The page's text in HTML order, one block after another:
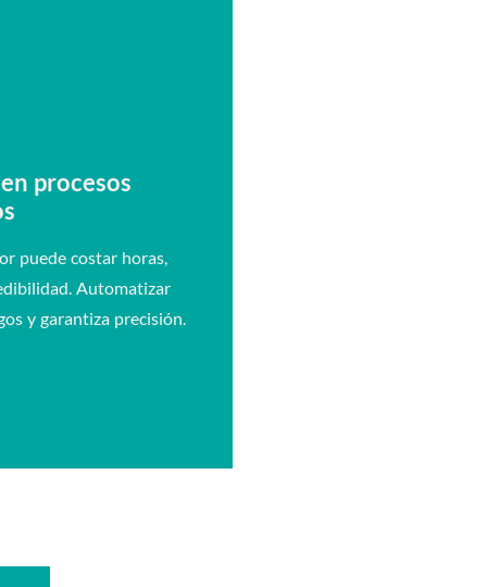
procesos
puede costar horas,
Automatizar
y garantiza precisión.